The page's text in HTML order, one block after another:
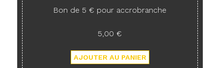
Bon de 5 € pour accrobranche
5,00 €